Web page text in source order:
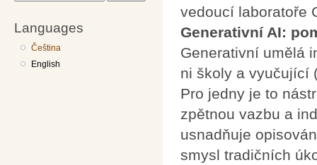
Languages
Čeština
English
vedoucí laboratoře
Generativní AI:
Generativní umělá
ni školy a vyučující
Pro jedny je to
zpětnou vazbu a
usnadňuje
smysl tradičních